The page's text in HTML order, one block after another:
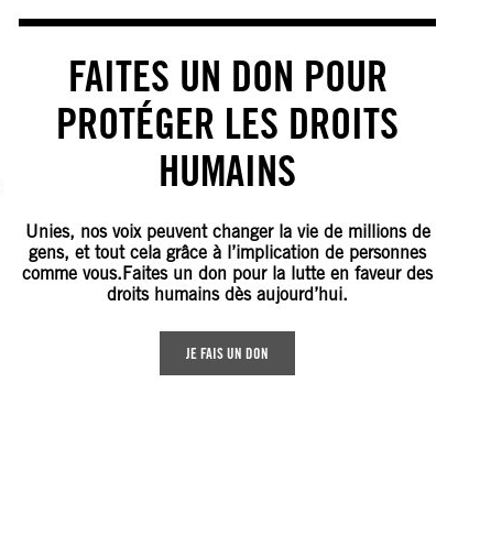
FAITES UN DON POUR
PROTÉGER LES DROITS
HUMAINS
Unies, nos voix peuvent changer la vie de millions de
gens, et tout cela grâce à l’implication de personnes
comme vous.Faites un don pour la lutte en faveur des
droits humains dès aujourd’hui.
JE FAIS UN DON